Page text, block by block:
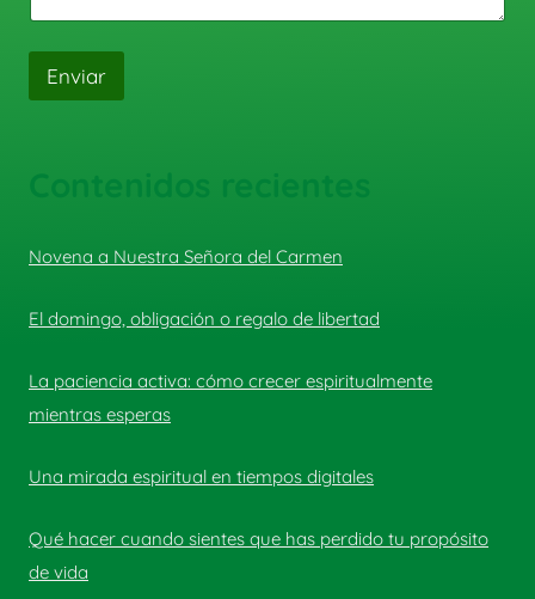
Enviar
Novena a Nuestra Señora del Carmen
El domingo, obligación o regalo de libertad
La paciencia activa: cómo crecer espiritualmente
mientras esperas
Una mirada espiritual en tiempos digitales
Qué hacer cuando sientes que has perdido tu propósito
de vida